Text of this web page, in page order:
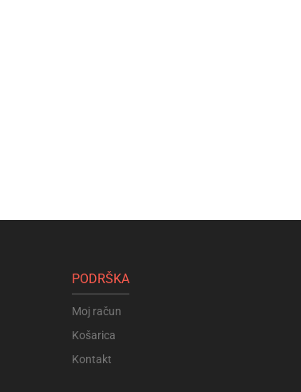
PODRŠKA
Moj račun
Košarica
Kontakt